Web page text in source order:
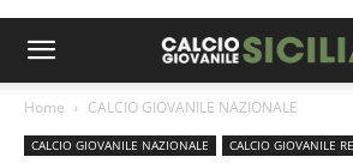
Home CALCIO GIOVANILE NAZIONALE
CALCIO GIOVANILE NAZIONALE CALCIO GIOVANILE